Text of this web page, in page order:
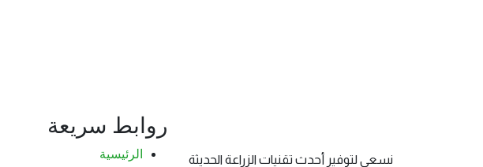
نسعى لتوفير أحدث تقنيات الزراعة الحديثة
روابط سريعة
الرئيسية